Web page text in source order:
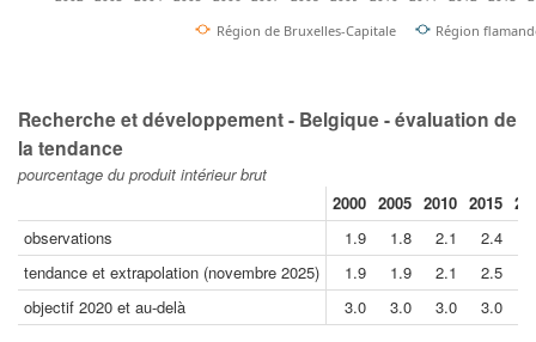
Région de Bruxelles-Capitale Région
Recherche et développement - Belgique - évaluation de
la tendance
pourcentage du produit intérieur brut
2000 2005 2010 2015
observations
1.9 1.8 2.1 2.4
tendance et extrapolation (novembre 2025)
1.9 1.9 2.1 2.5
objectif 2020 et au-delà
3.0 3.0 3.0 3.0